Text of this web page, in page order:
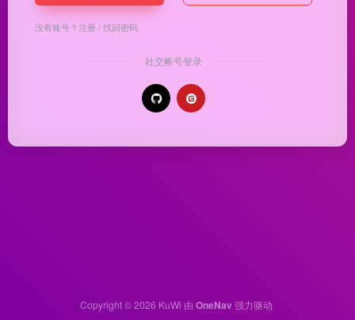
没有账号？注册/找回密码
社交帐号登录
Copyright © 2026 KuWi 由 OneNav强力驱动